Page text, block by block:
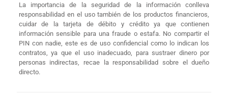
La importancia de la seguridad de la información conlleva
responsabilidad en el uso también de los productos financieros,
cuidar de la tarjeta de débito y crédito ya que contienen
información sensible para una fraude o estafa. No compartir el
PIN con nadie, este es de uso confidencial como lo indican los
contratos, ya que el uso inadecuado, para sustraer dinero por
personas indirectas, recae la responsabilidad sobre el dueño
directo.